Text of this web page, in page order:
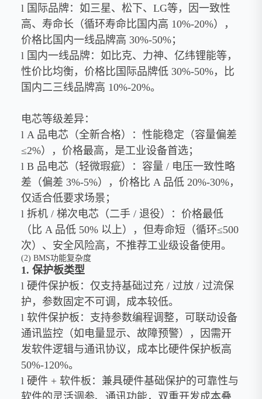
l 国际品牌：如三星、松下、LG等，因一致性
高、寿命长（循环寿命比国内高 10%-20%），
价格比国内一线品牌高 30%-50%；
l 国内一线品牌：如比克、力神、亿纬锂能等，
性价比均衡，价格比国际品牌低 30%-50%，比
国内二三线品牌高 10%-20%。
电芯等级差异：
l A 品电芯（全新合格）：性能稳定（容量偏差
≤2%），价格最高，是工业设备首选；
l B 品电芯（轻微瑕疵）：容量 / 电压一致性略
差（偏差 3%-5%），价格比 A 品低 20%-30%，
仅适合低要求场景；
l 拆机 / 梯次电芯（二手 / 退役）：价格最低
（比 A 品低 50% 以上），但寿命短（循环≤500
次）、安全风险高，不推荐工业级设备使用。
(2) BMS功能复杂度
1. 保护板类型
l 硬件保护板：仅支持基础过充 / 过放 / 过流保
护，参数固定不可调，成本较低。
l 软件保护板：支持参数编程调整，可联动设备
通讯监控（如电量显示、故障预警），因需开
发软件逻辑与通讯协议，成本比硬件保护板高
50%-120%。
l 硬件 + 软件板：兼具硬件基础保护的可靠性与
软件的灵活调参、通讯功能，双重开发成本叠